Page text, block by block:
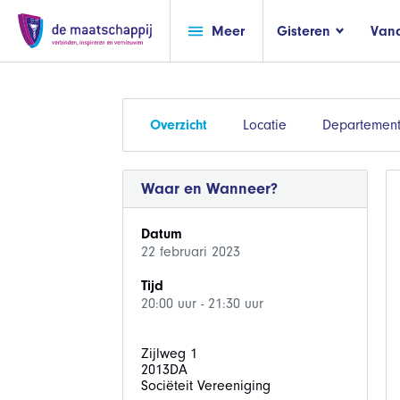
Meer Gisteren
Overzicht Locatie
Waar en Wanneer?
Datum
22 februari 2023
Tijd
20:00 uur - 21:30 uur
Zijlweg 1
2013DA
Sociëteit Vereeniging